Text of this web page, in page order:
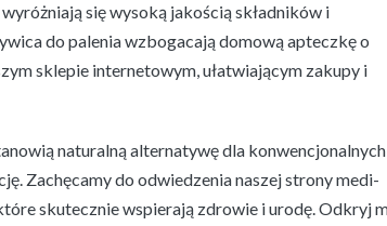
się wysoką jakością składników i
do palenia wzbogacają domową apteczkę o
sklepie internetowym, ułatwiającym zakupy i
naturalną alternatywę dla konwencjonalnych
Zachęcamy do odwiedzenia naszej strony medi-
skutecznie wspierają zdrowie i urodę. Odkryj